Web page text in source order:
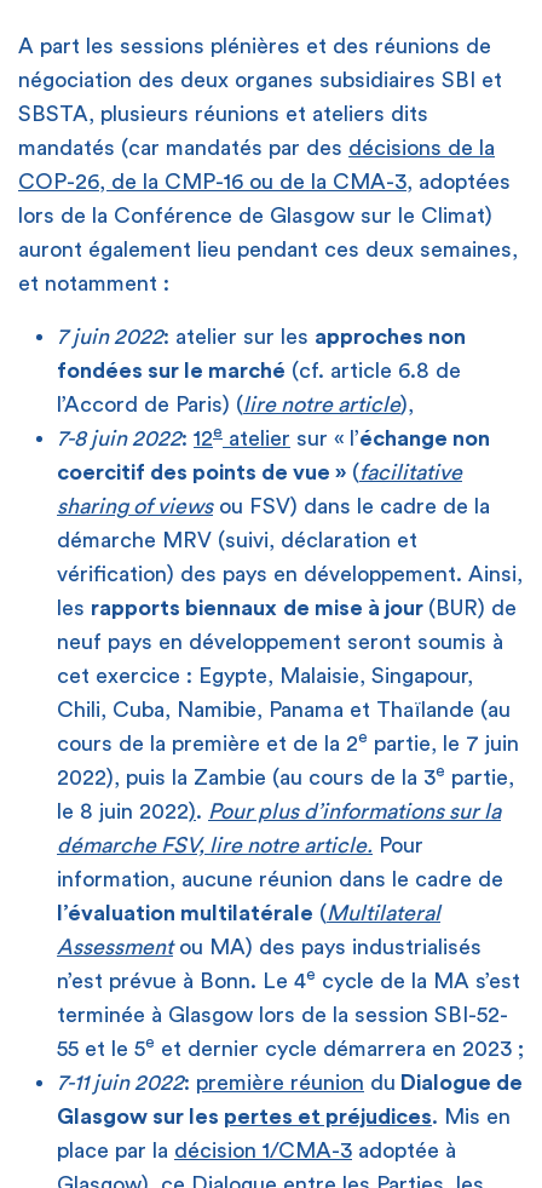
A part les sessions plénières et des réunions de
négociation des deux organes subsidiaires SBI et
SBSTA, plusieurs réunions et ateliers dits
mandatés (car mandatés par des décisions de la
COP-26, de la CMP-16 ou de la CMA-3, adoptées
lors de la Conférence de Glasgow sur le Climat)
auront également lieu pendant ces deux semaines,
et notamment :
7 juin 2022: atelier sur les approches non
fondées sur le marché (cf. article 6.8 de
l’Accord de Paris) (lire notre article),
7-8 juin 2022: 12e atelier sur « l’échange non
coercitif des points de vue » (facilitative
sharing of viewsou FSV) dans le cadre de la
démarche MRV (suivi, déclaration et
vérification) des pays en développement. Ainsi,
les rapports biennaux de mise à jour (BUR) de
neuf pays en développement seront soumis à
cet exercice : Egypte, Malaisie, Singapour,
Chili, Cuba, Namibie, Panama et Thaïlande (au
cours de la première et de la 2e partie, le 7 juin
2022), puis la Zambie (au cours de la 3e partie,
le 8 juin 2022). Pour plus d’informations sur la
démarche FSV, lire notre article. Pour
information, aucune réunion dans le cadre de
l’évaluation multilatérale (Multilateral
Assessmentou MA) des pays industrialisés
n’est prévue à Bonn. Le 4e cycle de la MA s’est
terminée à Glasgow lors de la session SBI-52-
55 et le 5e et dernier cycle démarrera en 2023 ;
7-11 juin 2022: première réunion du Dialogue de
Glasgow sur les pertes et préjudices. Mis en
place par la décision 1/CMA-3 adoptée à